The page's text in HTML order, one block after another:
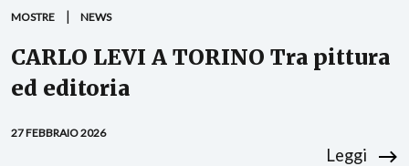
MOSTRE NEWS
CARLO LEVI A TORINO Tra pittura
ed editoria
27 FEBBRAIO 2026
Leggi